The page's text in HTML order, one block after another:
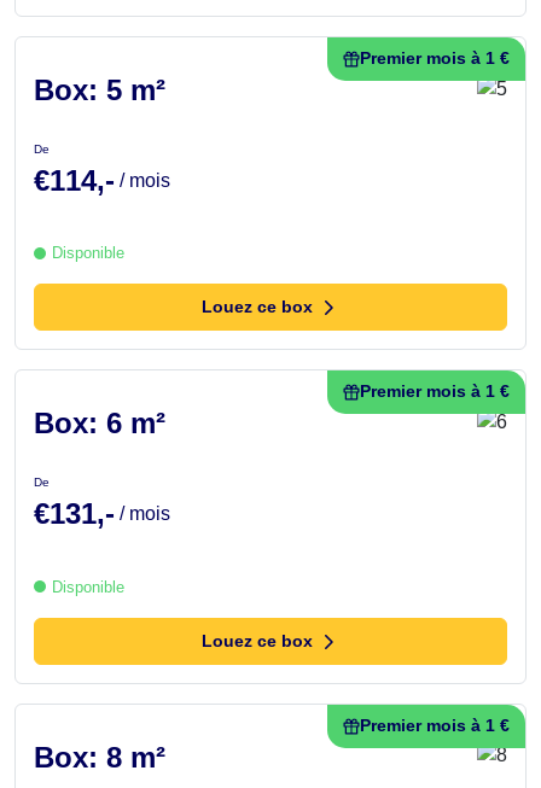
Premier mois à 1 €
Box: 5 m²
De
€114,- / mois
Disponible
Louez ce box
Premier mois à 1 €
Box: 6 m²
De
€131,- / mois
Disponible
Louez ce box
Premier mois à 1 €
Box: 8 m²